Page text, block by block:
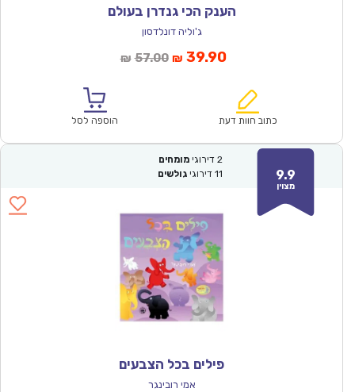
הענק הכי גנדרן בעולם
ג'וליה דונלדסון
₪ 57.00המחיר
₪57.00.
₪ 39.90המחיר
הוא:
כתוב חוות דעת הוספה לסל
9.9
מצוין
2 דירוגי מומחים
11 דירוגי גולשים
פילים בכל הצבעים
אמי רובינגר